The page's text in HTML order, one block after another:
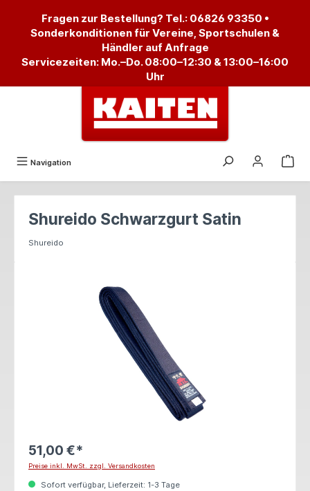
Fragen zur Bestellung? Tel.: 06826 93350 •
Sonderkonditionen für Vereine, Sportschulen &
Händler auf Anfrage
Servicezeiten: Mo.–Do. 08:00–12:30 & 13:00–16:00
Uhr
Navigation
Shureido Schwarzgurt Satin
Shureido
51,00 €*
Preise inkl. MwSt. zzgl. Versandkosten
Sofort verfügbar, Lieferzeit: 1-3 Tage